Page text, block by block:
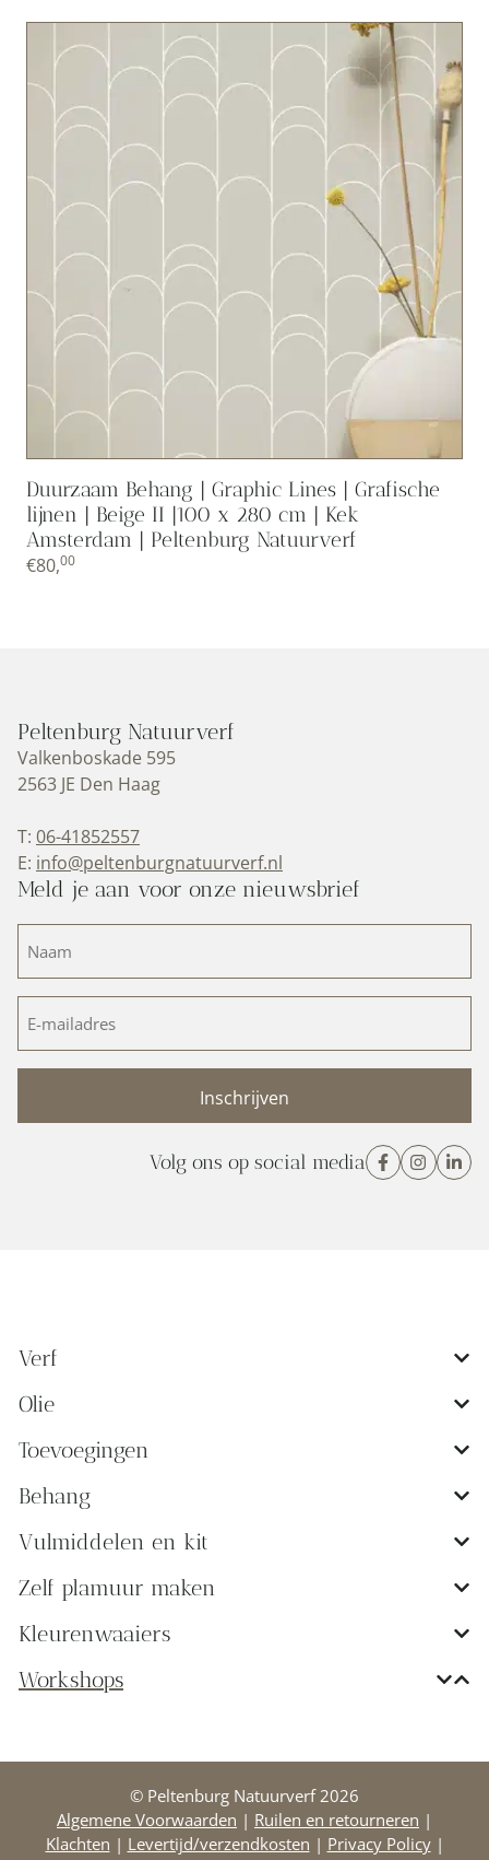
Duurzaam Behang | Graphic Lines | Grafische
lijnen | Beige II |100 x 280 cm | Kek
Amsterdam | Peltenburg Natuurverf
€80,00
Peltenburg Natuurverf
Valkenboskade 595
2563 JE Den Haag
T: 06-41852557
E: info@peltenburgnatuurverf.nl
Meld je aan voor onze nieuwsbrief
(Vereist)
mailadres
Volg ons op social media
Verf
Olie
Toevoegingen
Behang
Vulmiddelen en kit
Zelf plamuur maken
Kleurenwaaiers
Workshops
© Peltenburg Natuurverf 2026
Algemene Voorwaarden | Ruilen en retourneren |
Klachten | Levertijd/verzendkosten | Privacy Policy|